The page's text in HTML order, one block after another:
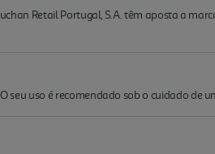
Retail Portugal, S.A. têm aposta a
seu uso é recomendado sob o cuidado de